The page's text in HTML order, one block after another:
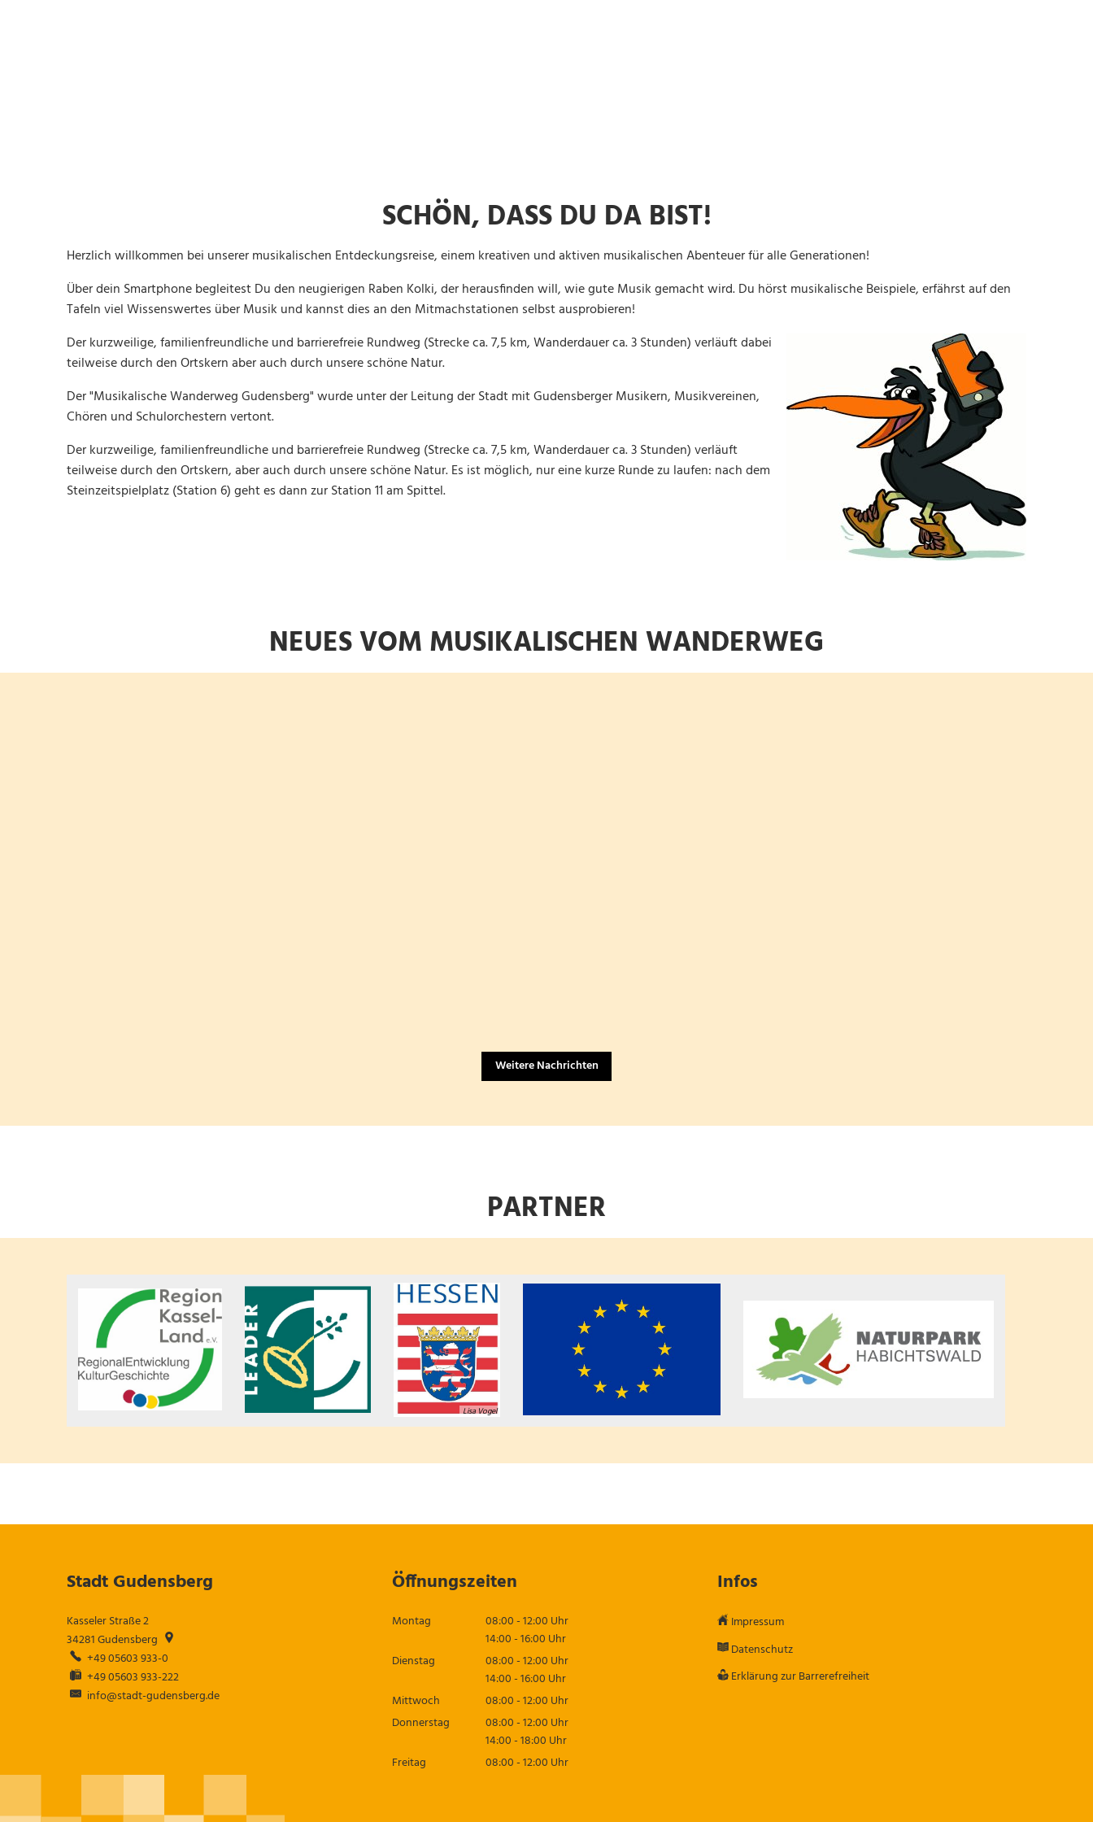
Wanderweg
SCHÖN, DASS DU DA BIST!
Herzlich willkommen bei unserer musikalischen Entdeckungsreise, einem kreativen und aktiven musikalischen Abenteuer für alle Generationen!
Über dein Smartphone begleitest Du den neugierigen Raben Kolki, der herausfinden will, wie gute Musik gemacht wird. Du hörst musikalische Beispiele, erfährst auf den
Tafeln viel Wissenswertes über Musik und kannst dies an den Mitmachstationen selbst ausprobieren!
Der kurzweilige, familienfreundliche und barrierefreie Rundweg (Strecke ca. 7,5 km, Wanderdauer ca. 3 Stunden) verläuft dabei
teilweise durch den Ortskern aber auch durch unsere schöne Natur.
Der "Musikalische Wanderweg Gudensberg" wurde unter der Leitung der Stadt mit Gudensberger Musikern, Musikvereinen,
Chören und Schulorchestern vertont.
Der kurzweilige, familienfreundliche und barrierefreie Rundweg (Strecke ca. 7,5 km, Wanderdauer ca. 3 Stunden) verläuft
teilweise durch den Ortskern, aber auch durch unsere schöne Natur. Es ist möglich, nur eine kurze Runde zu laufen: nach dem
Steinzeitspielplatz (Station 6) geht es dann zur Station 11 am Spittel.
NEUES VOM MUSIKALISCHEN WANDERWEG
Weitere Nachrichten
PARTNER
Lisa Vogel
Stadt Gudensberg
Kasseler Straße 2
34281Gudensberg
+49 05603 933-0
+49 05603 933-222
info@stadt-gudensberg.de
Öffnungszeiten
Montag 08:00-12:00 Uhr
Von 08:00 bis 12:00 Uhr
14:00-16:00 Uhr
Von 14:00 bis 16:00 Uhr
Dienstag 08:00-12:00 Uhr
Von 08:00 bis 12:00 Uhr
14:00-16:00 Uhr
Von 14:00 bis 16:00 Uhr
Mittwoch 08:00-12:00 Uhr
Von 08:00 bis 12:00 Uhr
Donnerstag 08:00-12:00 Uhr
Von 08:00 bis 12:00 Uhr
14:00-18:00 Uhr
Von 14:00 bis 18:00 Uhr
Freitag 08:00-12:00 Uhr
Infos
Impressum
Datenschutz
Erklärung zur Barrerefreiheit